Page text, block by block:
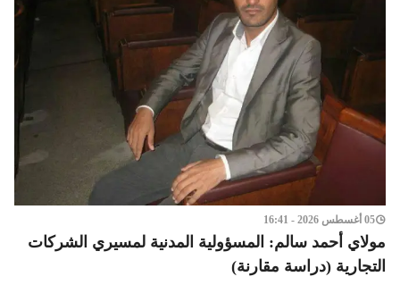
05 أغسطس 2026 - 16:41
مولاي أحمد سالم: المسؤولية المدنية لمسيري الشركات
التجارية (دراسة مقارنة)